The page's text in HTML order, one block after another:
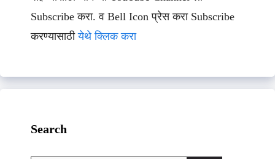
Subscribe करा. व Bell Icon प्रेस करा Subscribe
करण्यासाठीयेथे क्लिक करा
Search